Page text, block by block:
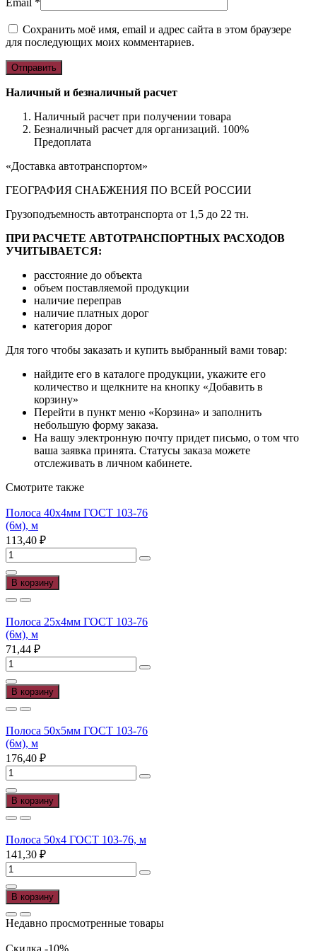
Сохранить моё имя, email и адрес сайта в этом браузере
для последующих моих комментариев.
Наличный и безналичный расчет
Наличный расчет при получении товара
Безналичный расчет для организаций. 100%
Предоплата
«Доставка автотранспортом»
ГЕОГРАФИЯ СНАБЖЕНИЯ ПО ВСЕЙ РОССИИ
Грузоподъемность автотранспорта от 1,5 до 22 тн.
ПРИ РАСЧЕТЕ АВТОТРАНСПОРТНЫХ РАСХОДОВ
УЧИТЫВАЕТСЯ:
расстояние до объекта
объем поставляемой продукции
наличие переправ
наличие платных дорог
категория дорог
Для того чтобы заказать и купить выбранный вами товар:
найдите его в каталоге продукции, укажите его
количество и щелкните на кнопку «Добавить в
корзину»
Перейти в пункт меню «Корзина» и заполнить
небольшую форму заказа.
На вашу электронную почту придет письмо, о том что
ваша заявка принята. Статусы заказа можете
отслеживать в личном кабинете.
Смотрите также
Полоса 40х4мм ГОСТ 103-76
(6м), м
113,40 ₽
Количество
товара
Полоса
40х4мм
ГОСТ
103-
76
(6м),
м
В корзину
Полоса 25х4мм ГОСТ 103-76
(6м), м
71,44 ₽
Количество
товара
Полоса
25х4мм
ГОСТ
103-
76
(6м),
м
В корзину
Полоса 50х5мм ГОСТ 103-76
(6м), м
176,40 ₽
Количество
товара
Полоса
50х5мм
ГОСТ
103-
76
(6м),
м
В корзину
Полоса 50х4 ГОСТ 103-76, м
141,30 ₽
Количество
товара
Полоса
50х4
ГОСТ
103-
76,
В корзину
Недавно просмотренные товары
Скидка -10%